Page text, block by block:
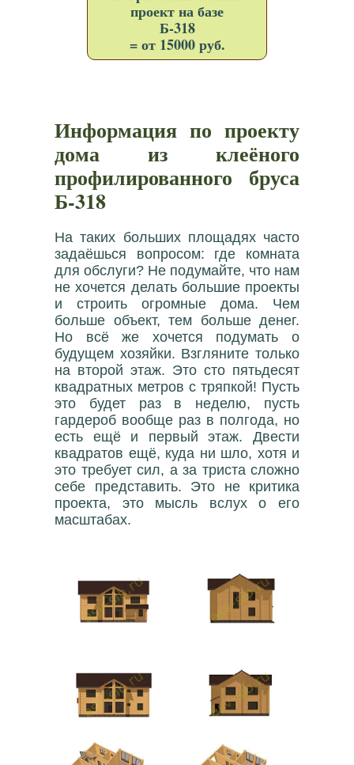
проект на базе
Б-318
= от 15000 руб.
Информация по проекту
дома из клеёного
профилированного бруса
Б-318
На таких больших площадях часто
задаёшься вопросом: где комната
для обслуги? Не подумайте, что нам
не хочется делать большие проекты
и строить огромные дома. Чем
больше объект, тем больше денег.
Но всё же хочется подумать о
будущем хозяйки. Взгляните только
на второй этаж. Это сто пятьдесят
квадратных метров с тряпкой! Пусть
это будет раз в неделю, пусть
гардероб вообще раз в полгода, но
есть ещё и первый этаж. Двести
квадратов ещё, куда ни шло, хотя и
это требует сил, а за триста сложно
себе представить. Это не критика
проекта, это мысль вслух о его
масштабах.